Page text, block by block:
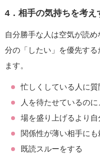
4．相手の気持ちを考え
自分勝手な人は空気が読
分の「したい」を優先す
ます。
忙しくしている人に質
人を待たせているの
場を盛り上げるより自
関係性が薄い相手に
既読スルーをする